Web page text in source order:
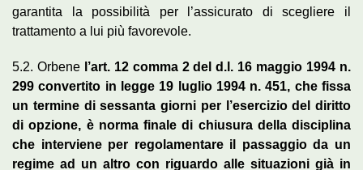
garantita la possibilità per l’assicurato di scegliere il
trattamento a lui più favorevole.
5.2. Orbene l’art. 12 comma 2 del d.l. 16 maggio 1994 n.
299 convertito in legge 19 luglio 1994 n. 451, che fissa
un termine di sessanta giorni per l’esercizio del diritto
di opzione, è norma finale di chiusura della disciplina
che interviene per regolamentare il passaggio da un
regime ad un altro con riguardo alle situazioni già in